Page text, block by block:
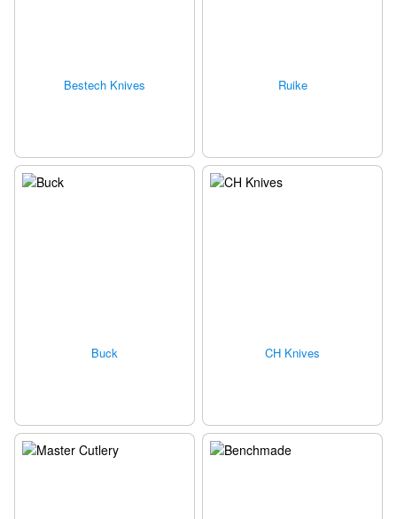
Bestech Knives Ruike
Buck CH Knives